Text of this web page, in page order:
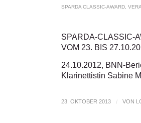
SPARDA CLASSIC-AWARD,
SPARDA-CLASSIC-
VOM 23. BIS
24.10.2012, BNN-
Klarinettistin Sabine
23. OKTOBER 2013 / VON